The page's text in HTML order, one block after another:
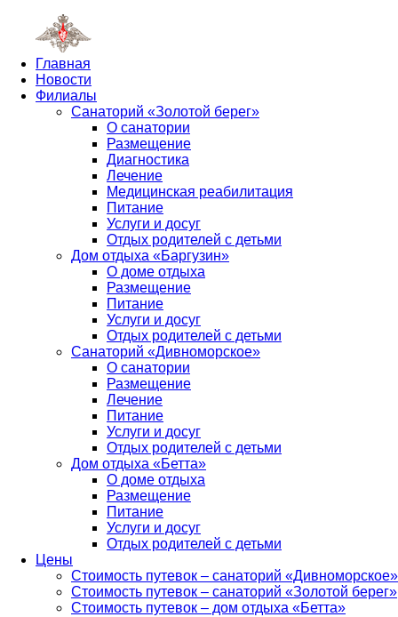
Главная
Новости
Филиалы
Санаторий «Золотой берег»
О санатории
Размещение
Диагностика
Лечение
Медицинская реабилитация
Питание
Услуги и досуг
Отдых родителей с детьми
Дом отдыха «Баргузин»
О доме отдыха
Размещение
Питание
Услуги и досуг
Отдых родителей с детьми
Санаторий «Дивноморское»
О санатории
Размещение
Лечение
Питание
Услуги и досуг
Отдых родителей с детьми
Дом отдыха «Бетта»
О доме отдыха
Размещение
Питание
Услуги и досуг
Отдых родителей с детьми
Цены
Стоимость путевок – санаторий «Дивноморское»
Стоимость путевок – санаторий «Золотой берег»
Стоимость путевок – дом отдыха «Бетта»